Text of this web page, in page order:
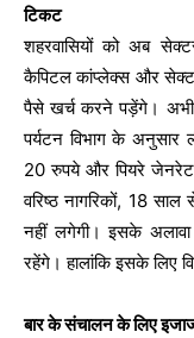
टिकट
शहरवासियों को अब
कैपिटल कांप्लेक्स और
पैसे खर्च करने पड़ेंगे। अभी
पर्यटन विभाग के अनुसार
20 रुपये और पियरे जेनरेट
वरिष्ठ नागरिकों, 18
नहीं लगेगी। इसके
रहेंगे। हालांकि इसके लिए
बार के संचालन के लिए